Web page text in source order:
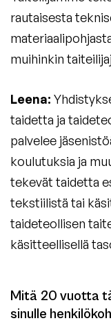
rautaisesta
muihinkin
Leena:
taidetta ja
palvelee
koulutuksia ja
tekevät taidetta
tekstiilistä tai
taideteollisen
käsitteellisellä
Mitä 20 vuotta
sinulle